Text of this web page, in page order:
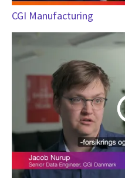
CGI Manufacturing